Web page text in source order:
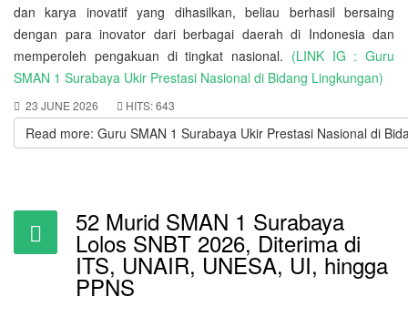
dan karya inovatif yang dihasilkan, beliau berhasil bersaing
dengan para inovator dari berbagai daerah di Indonesia dan
memperoleh pengakuan di tingkat nasional. (LINK IG : Guru
SMAN 1 Surabaya Ukir Prestasi Nasional di Bidang Lingkungan)
23 JUNE 2026 HITS: 643
Read more: Guru SMAN 1 Surabaya Ukir Prestasi Nasional di
52 Murid SMAN 1 Surabaya
Lolos SNBT 2026, Diterima di
ITS, UNAIR, UNESA, UI, hingga
PPNS